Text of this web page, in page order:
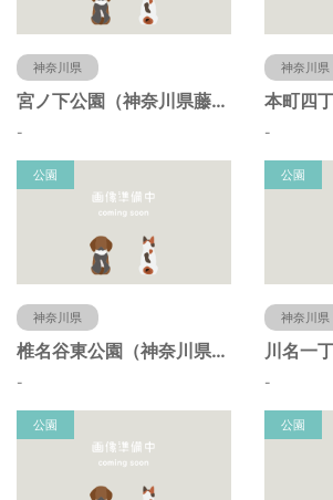
神奈川県
宮ノ下公園（神奈川県藤沢市）
-
神奈川県
-
公園
神奈川県
椎名谷東公園（神奈川県藤沢市）
-
公園
神奈川県
-
公園 公園